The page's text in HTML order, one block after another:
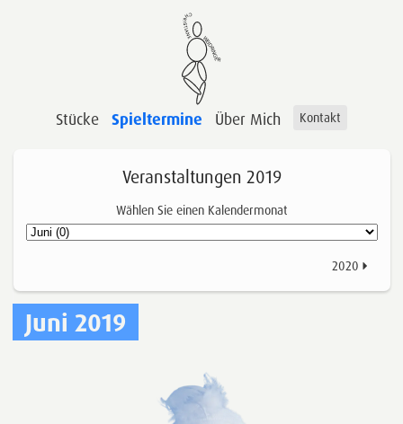
Stücke Spieltermine Über Mich Kontakt
Juni 2019
Veranstaltungen 2019
Wählen Sie einen Kalendermonat
2020